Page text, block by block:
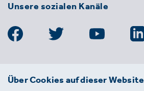
Unsere sozialen Kanäle
BDE
Über Cookies auf dieser Website